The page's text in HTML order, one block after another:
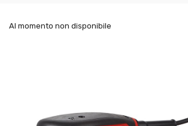
Al momento non disponibile